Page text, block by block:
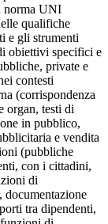
norma UNI
qualifiche
e gli strumenti
obiettivi specifici e
private e
contesti
(corrispondenza
organ, testi di
in pubblico,
e vendita
(pubbliche
con i cittadini,
di
documentazione
tra dipendenti,